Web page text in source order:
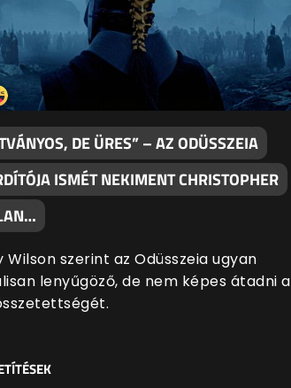
DE ÜRES” – AZ ODÜSSZEIA
ISMÉT NEKIMENT CHRISTOPHER
Wilson szerint az Odüsszeia ugyan
lenyűgöző, de nem képes átadni a